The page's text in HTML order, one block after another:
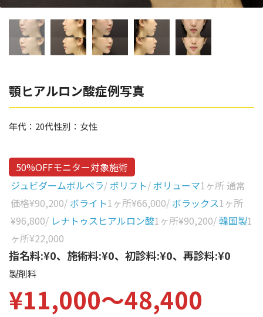
阿部 竜介
Parts
部位から探す
額
こめかみ
眉間
眉上
目の上
涙袋
眼窩縁（目の下）
ゴルゴライン
鼻
ほうれい線
レナトゥスヒアルロン酸
ダイヤモンドフィール/ピ
ネハ
リジュラン
目の下のクマ取り
その他
Gender
女性
その他
顎ヒアルロン酸症例写真
年代： 20代性別： 女性
50%OFFモニター対象施術
ジュビダームボルベラ/ ボリフト/ ボリューマ1ヶ所 通常
価格¥90,200/ ボライト1ヶ所¥66,000/ ボラックス1ヶ所
¥96,800/ レナトゥスヒアルロン酸1ヶ所¥90,200/韓国製1
ヶ所¥22,000
指名料:¥0、施術料:¥0、初診料:¥0、再診料:¥0
製剤料
¥11,000〜48,400